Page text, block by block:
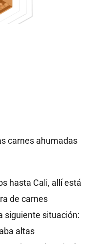
carnes ahumadas
hasta Cali, allí está
de carnes
siguiente situación:
altas